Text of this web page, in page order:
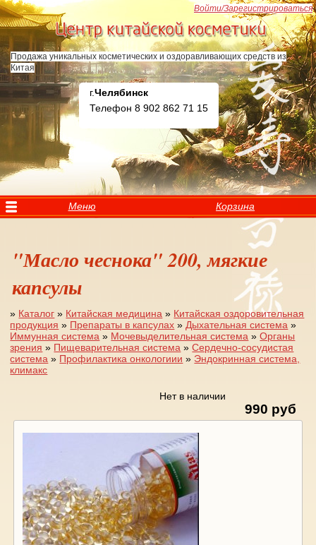
Перейти к основному содержанию
Продажа уникальных косметических и оздоравливающих средств из
Китая
г.Челябинск
Телефон 8 902 862 71 15
Меню Корзина
"Масло чеснока" 200, мягкие
капсулы
Вы здесь
» Каталог » Китайская медицина » Китайская оздоровительная
продукция » Препараты в капсулах » Дыхательная система »
Иммунная система » Мочевыделительная система »Органы
зрения » Пищеварительная система »Сердечно-сосудистая
система » Профилактика онкологиии » Эндокринная система,
климакс
Нет в наличии
990 руб
Войти/Зарегистрироваться